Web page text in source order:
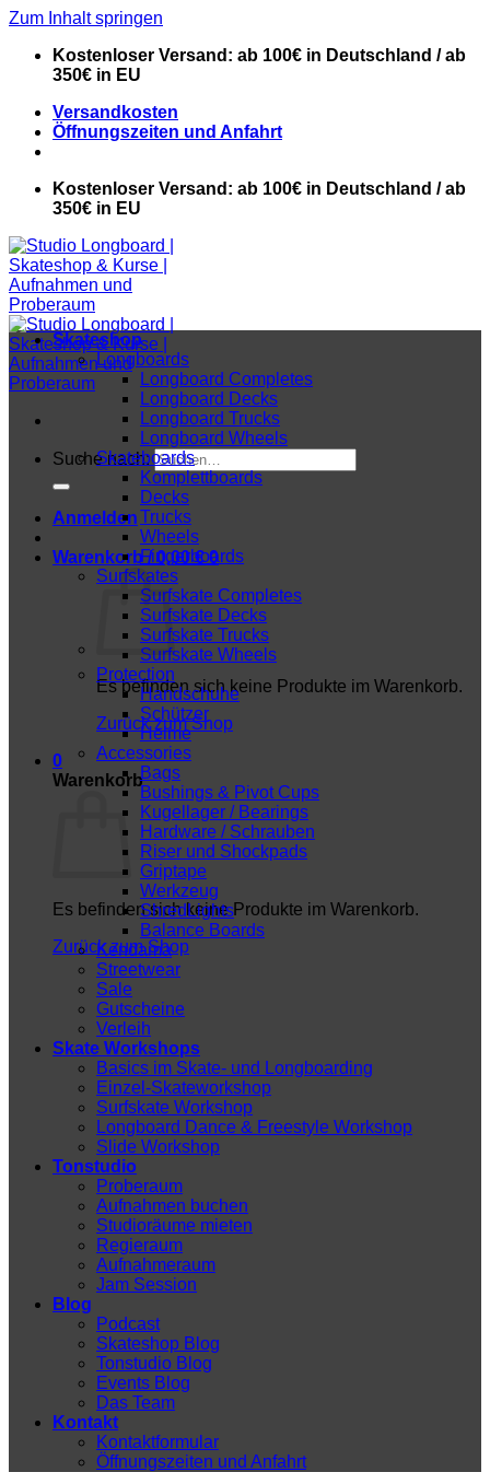
Zum Inhalt springen
Kostenloser Versand: ab 100€ in Deutschland / ab
350€ in EU
Versandkosten
Öffnungszeiten und Anfahrt
Kostenloser Versand: ab 100€ in Deutschland / ab
350€ in EU
Suche nach:
Anmelden
Warenkorb /0,00€ 0
Es befinden sich keine Produkte im Warenkorb.
Zurück zum Shop
0
Warenkorb
Es befinden sich keine Produkte im Warenkorb.
Zurück zum Shop
Skateshop
Longboards
Longboard Completes
Longboard Decks
Longboard Trucks
Longboard Wheels
Skateboards
Komplettboards
Decks
Trucks
Wheels
Fingerboards
Surfskates
Surfskate Completes
Surfskate Decks
Surfskate Trucks
Surfskate Wheels
Protection
Handschuhe
Schützer
Helme
Accessories
Bags
Bushings & Pivot Cups
Kugellager / Bearings
Hardware / Schrauben
Riser und Shockpads
Griptape
Werkzeug
ShredLights
Balance Boards
Kendama
Streetwear
Sale
Gutscheine
Verleih
Skate Workshops
Basics im Skate- und Longboarding
Einzel-Skateworkshop
Surfskate Workshop
Longboard Dance & Freestyle Workshop
Slide Workshop
Tonstudio
Proberaum
Aufnahmen buchen
Studioräume mieten
Regieraum
Aufnahmeraum
Jam Session
Blog
Podcast
Skateshop Blog
Tonstudio Blog
Events Blog
Das Team
Kontakt
Kontaktformular
Öffnungszeiten und Anfahrt